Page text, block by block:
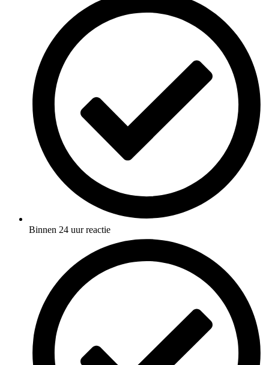
Binnen 24 uur reactie